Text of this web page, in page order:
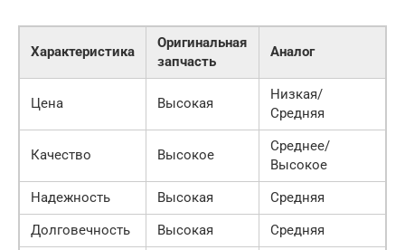
Характеристика
Оригинальная
запчасть
Аналог
Цена Высокая
Низкая/
Средняя
Качество Высокое
Среднее/
Высокое
Надежность
Высокая
Средняя
Долговечность
Высокая Средняя